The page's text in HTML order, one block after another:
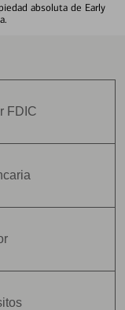
absoluta de Early
FDIC